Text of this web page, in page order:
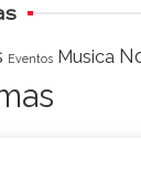
Eventos Musica